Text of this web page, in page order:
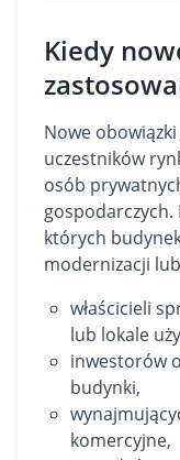
Kiedy
Nowe
uczestników
osób
których
modernizacji
właścicieli
lub lokale
inwestorów
budynki,
komercyjne,